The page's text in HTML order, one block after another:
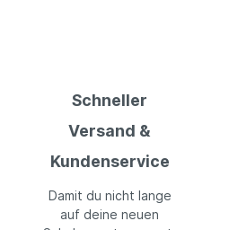
Schneller
Versand &
Kundenservice
Damit du nicht lange
auf deine neuen